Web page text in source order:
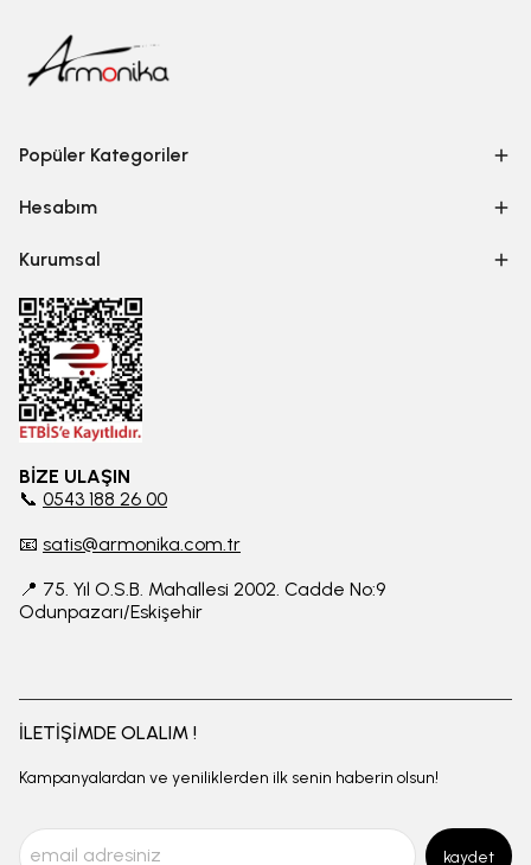
Popüler Kategoriler
Hesabım
Kurumsal
BİZE ULAŞIN
📞 0543 188 26 00
📧 satis@armonika.com.tr
📍 75. Yıl O.S.B. Mahallesi 2002. Cadde No:9
Odunpazarı/Eskişehir
İLETİŞİMDE OLALIM !
Kampanyalardan ve yeniliklerden ilk senin haberin olsun!
kaydet